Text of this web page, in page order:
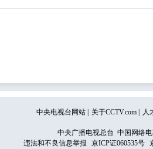
中央电视台网站 关于CCTV.com 人
中央广播电视总台 中国网络
违法和不良信息举报
京ICP证060535号